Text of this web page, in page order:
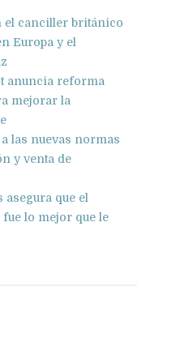
el canciller británico
Europa y el
anuncia reforma
mejorar la
las nuevas normas
y venta de
que el
lo mejor que le